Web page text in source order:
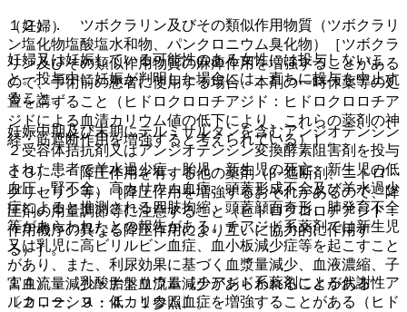
（妊婦）
妊婦又は妊娠している可能性のある女性には投与しないこ
と。投与中に妊娠が判明した場合には、直ちに投与を中止す
ること。
妊娠中期及び末期にテルミサルタンを含むアンジオテンシン
２受容体拮抗剤又はアンジオテンシン変換酵素阻害剤を投与
された患者で羊水過少症、胎児・新生児の死亡、新生児の低
血圧、腎不全、高カリウム血症、頭蓋形成不全及び羊水過少
症によると推測される四肢拘縮、頭蓋顔面奇形、肺発育不全
等があらわれたとの報告がある。チアジド系薬剤では新生児
又は乳児に高ビリルビン血症、血小板減少症等を起こすこと
があり、また、利尿効果に基づく血漿量減少、血液濃縮、子
宮血流量減少・胎盤血流量減少があらわれることがある
〔２．２、９．４．１参照〕。
１２）． ツボクラリン及びその類似作用物質（ツボクラリ
ン塩化物塩酸塩水和物、パンクロニウム臭化物）［ツボクラ
リン及びその類似作用物質の麻痺作用を増強することがある
ので、手術前の患者に使用する場合、本剤の一時休薬等の処
置を講ずること（ヒドロクロロチアジド：ヒドロクロロチア
ジドによる血清カリウム値の低下により、これらの薬剤の神
経・筋遮断作用を増強すると考えられている）］。
１３）． 降圧作用を有する他の薬剤（β−遮断剤、ニトロ
グリセリン等）［降圧作用を増強するおそれがあるので、降
圧剤の用量調節等に注意すること（ヒドロクロロチアジド：
作用機序の異なる降圧作用により互いに協力的に作用す
る）］。
１４）． 乳酸ナトリウム［チアジド系薬剤による代謝性ア
ルカローシス・低カリウム血症を増強することがある（ヒド